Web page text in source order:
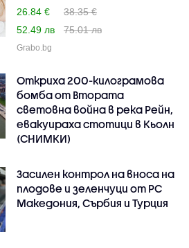
26.84 €
38.35 €
52.49 лв
75.01 лв
Grabo.bg
Откриха 200-килограмова
бомба от Втората
световна война в река Рейн,
евакуираха стотици в Кьолн
(СНИМКИ)
Засилен контрол на вноса на
плодове и зеленчуци от РС
Македония, Сърбия и Турция